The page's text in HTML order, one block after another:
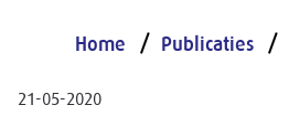
Home Publicaties
21-05-2020